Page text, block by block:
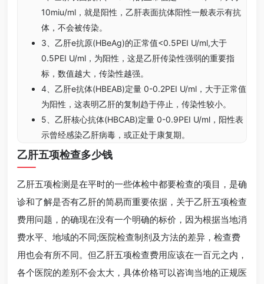
10miu/ml，就是阳性，乙肝表面抗体阳性一般表示有抗
体，不会被传染。
3、乙肝e抗原(HBeAg)的正常值<0.5PEI U/ml,大于
0.5PEI U/ml，为阳性，这是乙肝传染性强弱的重要指
标，数值越大，传染性越强。
4、乙肝e抗体(HBEAB)定量 0-0.2PEI U/ml，大于正常值
为阳性，这表明乙肝的复制趋于停止，传染性较小。
5、乙肝核心抗体(HBCAB)定量 0-0.9PEI U/ml，阳性表
示曾经感染乙肝病毒，或正处于康复期。
乙肝五项检查多少钱
乙肝五项检测是在平时的一些体检中都要检查的项目，是确
诊和了解是否有乙肝的简易而重要依据，关于乙肝五项检查
费用问题，的确现在没有一个明确的标价，因为根据当地消
费水平、地域的不同;医院检查制剂及方法的差异，检查费
用也会有所不同。但乙肝五项检查费用应该在一百元之内，
各个医院的差别不会太大，具体价格可以咨询当地的正规医